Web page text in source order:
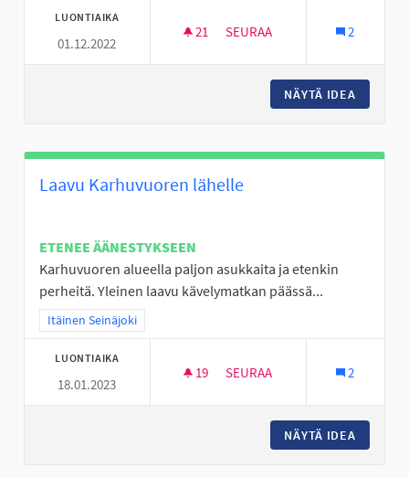
LUONTIAIKA
01.12.2022
21 21 SEURAAJAA
SEURAA 2
NÄYTÄ IDEA
Laavu Karhuvuoren lähelle
ETENEE ÄÄNESTYKSEEN
Karhuvuoren alueella paljon asukkaita ja etenkin
perheitä. Yleinen laavu kävelymatkan päässä...
Rajaa tulokset teeman mukaan: Itäinen Seinäjoki
Itäinen Seinäjoki
LUONTIAIKA
18.01.2023
19 19 SEURAAJAA
SEURAA 2
NÄYTÄ IDEA